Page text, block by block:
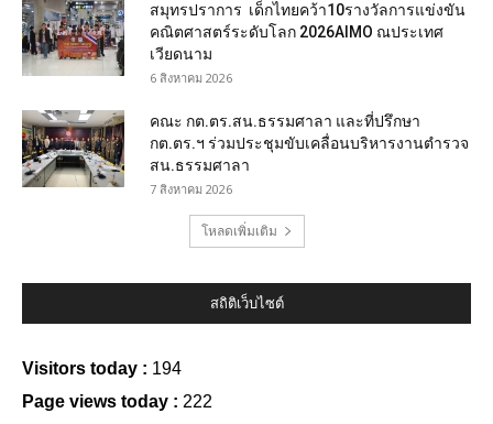
สมุทรปราการ เด็กไทยคว้า10รางวัลการแข่งขัน
คณิตศาสตร์ระดับโลก 2026AIMO ณประเทศ
เวียดนาม
6 สิงหาคม 2026
คณะ กต.ตร.สน.ธรรมศาลา และที่ปรึกษา
กต.ตร.ฯ ร่วมประชุมขับเคลื่อนบริหารงานตำรวจ
สน.ธรรมศาลา
7 สิงหาคม 2026
โหลดเพิ่มเติม
สถิติเว็บไซต์
Visitors today : 194
Page views today : 222